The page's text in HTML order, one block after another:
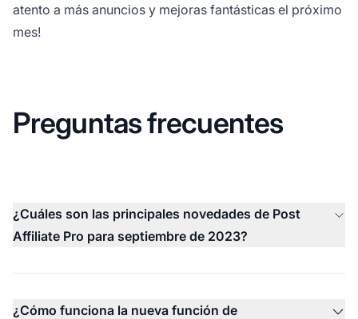
atento a más anuncios y mejoras fantásticas el próximo
mes!
Preguntas frecuentes
¿Cuáles son las principales novedades de Post
Affiliate Pro para septiembre de 2023?
¿Cómo funciona la nueva función de